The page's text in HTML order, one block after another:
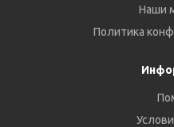
Наши
Политика